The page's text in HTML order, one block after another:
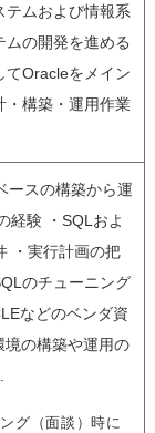
テムおよび情報系
ムの開発を進める
てOracleをメイン
・構築・運用作業
ースの構築から運
経験 ・SQLおよ
・実行計画の把
のチューニング
などのベンダ資
の構築や運用の
グ（面談）時に